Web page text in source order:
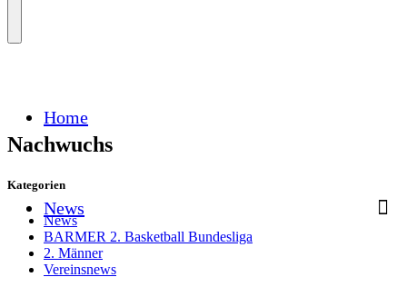
Home
News
Nachwuchs
Kategorien
News
BARMER 2. Basketball Bundesliga
2. Männer
Vereinsnews